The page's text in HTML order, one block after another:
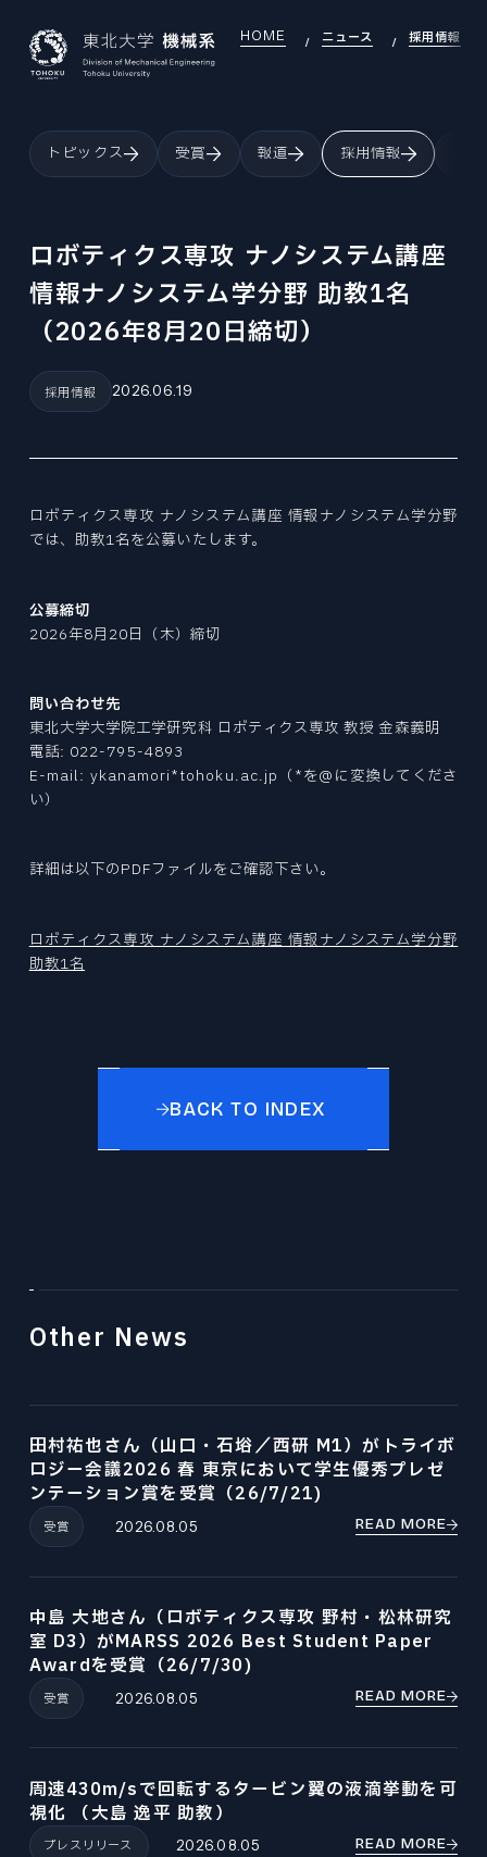
Tohoku University “Mechanical Engineering” is a place to challenge research for human happiness and the future in the world's best environment. We create tomorrow's affluence with free ideas.Tohoku University “Mechanical Engineering” is a place to challenge research for human happiness and the future in the world's best environment. We create tomorrow's affluence with free ideas.Tohoku University “Mechanical Engineering” is a place to challenge research for human happiness and the future in the world's best environment. We create tomorrow's affluence with free ideas.Tohoku University “Mechanical Engineering” is a place to challenge research for human happiness and the future in the world's best environment. We create tomorrow's affluence with free ideas.Tohoku University “Mechanical Engineering” is a place to challenge research for human happiness and the future in the world's best environment. We create tomorrow's affluence with free ideas.Tohoku University “Mechanical Engineering” is a place to challenge research for human happiness and the future in the world's best environment. We create tomorrow's affluence with free ideas.
JAPANESE
TOP
INTRODUCTION 機械系について
INTRODUCTION INDEX
機械系について
組織・沿革
SEARCH研究室を探す
SEARCH INDEX
LABORATORY
機械機能創成専攻
ロボティクス専攻
航空宇宙工学専攻
環境科学研究科
医工学研究科
教員
DEI
DEI INDEX
DEI推進
GLOBAL
STUDENT SUPPORTS
学生サポート
EDUCATION
EDUCATION INDEX
CURRICULUM
カリキュラム
オープンキャンパス・見学
EXAMINATION大学院入試
EXAMINATION INDEX
大学院入試
NEWS ニュース
TOPICS
トピックス
PRIZE
受賞
REPORT
報道
PRESS
ABOUT SITE このサイトについて
機械系同窓会
自動車の過去・未来館
〒980-8579
HOME ニュース 採用情報
トピックス 受賞 報道 採用情報
ロボティクス専攻 ナノシステム講座
情報ナノシステム学分野 助教1名
（2026年8月20日締切）
採用情報 2026.06.19
ロボティクス専攻 ナノシステム講座 情報ナノシステム学分野
では、助教1名を公募いたします。
公募締切
2026年8月20日（木）締切
問い合わせ先
東北大学大学院工学研究科 ロボティクス専攻 教授 金森義明
電話: 022-795-4893
E-mail: ykanamori*tohoku.ac.jp（*を@に変換してくださ
い）
詳細は以下のPDFファイルをご確認下さい。
ロボティクス専攻 ナノシステム講座 情報ナノシステム学分野
助教1名
BACK TO INDEX
Other News
受賞 2026.08.05
田村祐也さん（山口・石﨏／西研 M1）がトライボ
ロジー会議2026 春 東京において学生優秀プレゼ
ンテーション賞を受賞（26/7/21)
READ MORE
受賞 2026.08.05
中島 大地さん（ロボティクス専攻 野村・松林研究
室 D3）がMARSS 2026 Best Student Paper
Awardを受賞（26/7/30)
READ MORE
プレスリリース 2026.08.05
周速430m/sで回転するタービン翼の液滴挙動を可
視化 （大島 逸平 助教）
READ MORE